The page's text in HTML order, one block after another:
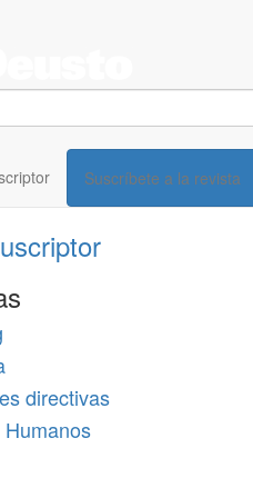
Suscríbete a la revista
Deusto
directivas